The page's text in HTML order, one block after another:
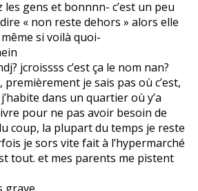
les gens et bonnnn- c’est un peu
« non reste dehors » alors elle
si voilà quoi-
jcroissss c’est ça le nom nan?
je sais pas où c’est,
dans un quartier où y’a
pour ne pas avoir besoin de
coup, la plupart du temps je reste
je sors vite fait à l’hypermarché
tout. et mes parents me pistent